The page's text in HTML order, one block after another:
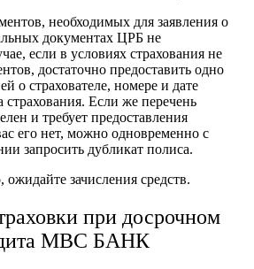
необходимых для заявления о
документах ЦРБ не
если в условиях страхования не
достаточно предоставить одно
о страхователе, номере и дате
страхования. Если же перечень
и требует предоставления
его нет, можно одновременно с
запросить дубликат полиса.
ожидайте зачисления средств.
при досрочном
МВС БАНК